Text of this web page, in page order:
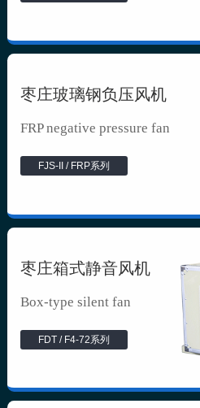
枣庄玻璃钢负压风机
FRP negative pressure fan
FJS-II / FRP系列
枣庄箱式静音风机
Box-type silent fan
FDT / F4-72系列